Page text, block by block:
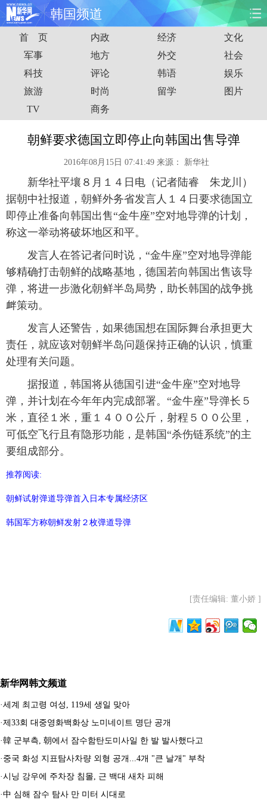
韩国频道
首页 时政 国际 财经
娱乐 体育 人事 教育
时尚 思客
港澳 台湾 华人 汽车
能源 房产
图片 视频 彩票 食品
旅游 健康
金融 公益 军事 无人机
富媒体 摄影 新华广播
首 页 内政 经济
文化
军事
地方 外交
社会
科技
评论 韩语
娱乐
旅游
时尚 留学
图片
TV
商务
朝鲜要求德国立即停止向韩国出售导弹
2016年08月15日 07:41:49 来源： 新华社
新华社平壤８月１４日电（记者陆睿 朱龙川）
据朝中社报道，朝鲜外务省发言人１４日要求德国立
即停止准备向韩国出售“金牛座”空对地导弹的计划，
称这一举动将破坏地区和平。
发言人在答记者问时说，“金牛座”空对地导弹能
够精确打击朝鲜的战略基地，德国若向韩国出售该导
弹，将进一步激化朝鲜半岛局势，助长韩国的战争挑
衅策动。
发言人还警告，如果德国想在国际舞台承担更大
责任，就应该对朝鲜半岛问题保持正确的认识，慎重
处理有关问题。
据报道，韩国将从德国引进“金牛座”空对地导
弹，并计划在今年年内完成部署。“金牛座”导弹长５
米，直径１米，重１４００公斤，射程５００公里，
可低空飞行且有隐形功能，是韩国“杀伤链系统”的主
要组成部分。
推荐阅读:
朝鲜试射弹道导弹首入日本专属经济区
韩国军方称朝鲜发射２枚弹道导弹
[责任编辑: 董小娇 ]
新华网韩文频道
·세계 최고령 여성, 119세 생일 맞아
·제33회 대중영화백화상 노미네이트 명단 공개
·韓 군부측, 朝에서 잠수함탄도미사일 한 발 발사했다고
· 중국 화성 지표탐사차량 외형 공개...4개 "큰 날개" 부착
·시닝 강우에 주차장 침몰, 근 백대 새차 피해
·中 심해 잠수 탐사 만 미터 시대로